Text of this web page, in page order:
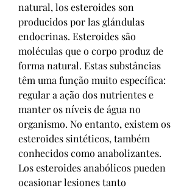
natural, los esteroides son
producidos por las glándulas
endocrinas. Esteroides são
moléculas que o corpo produz de
forma natural. Estas substâncias
têm uma função muito específica:
regular a ação dos nutrientes e
manter os níveis de água no
organismo. No entanto, existem os
esteroides sintéticos, também
conhecidos como anabolizantes.
Los esteroides anabólicos pueden
ocasionar lesiones tanto